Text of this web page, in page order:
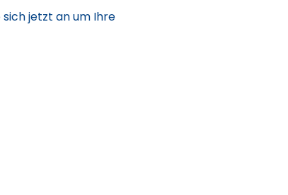
jetzt an um Ihre